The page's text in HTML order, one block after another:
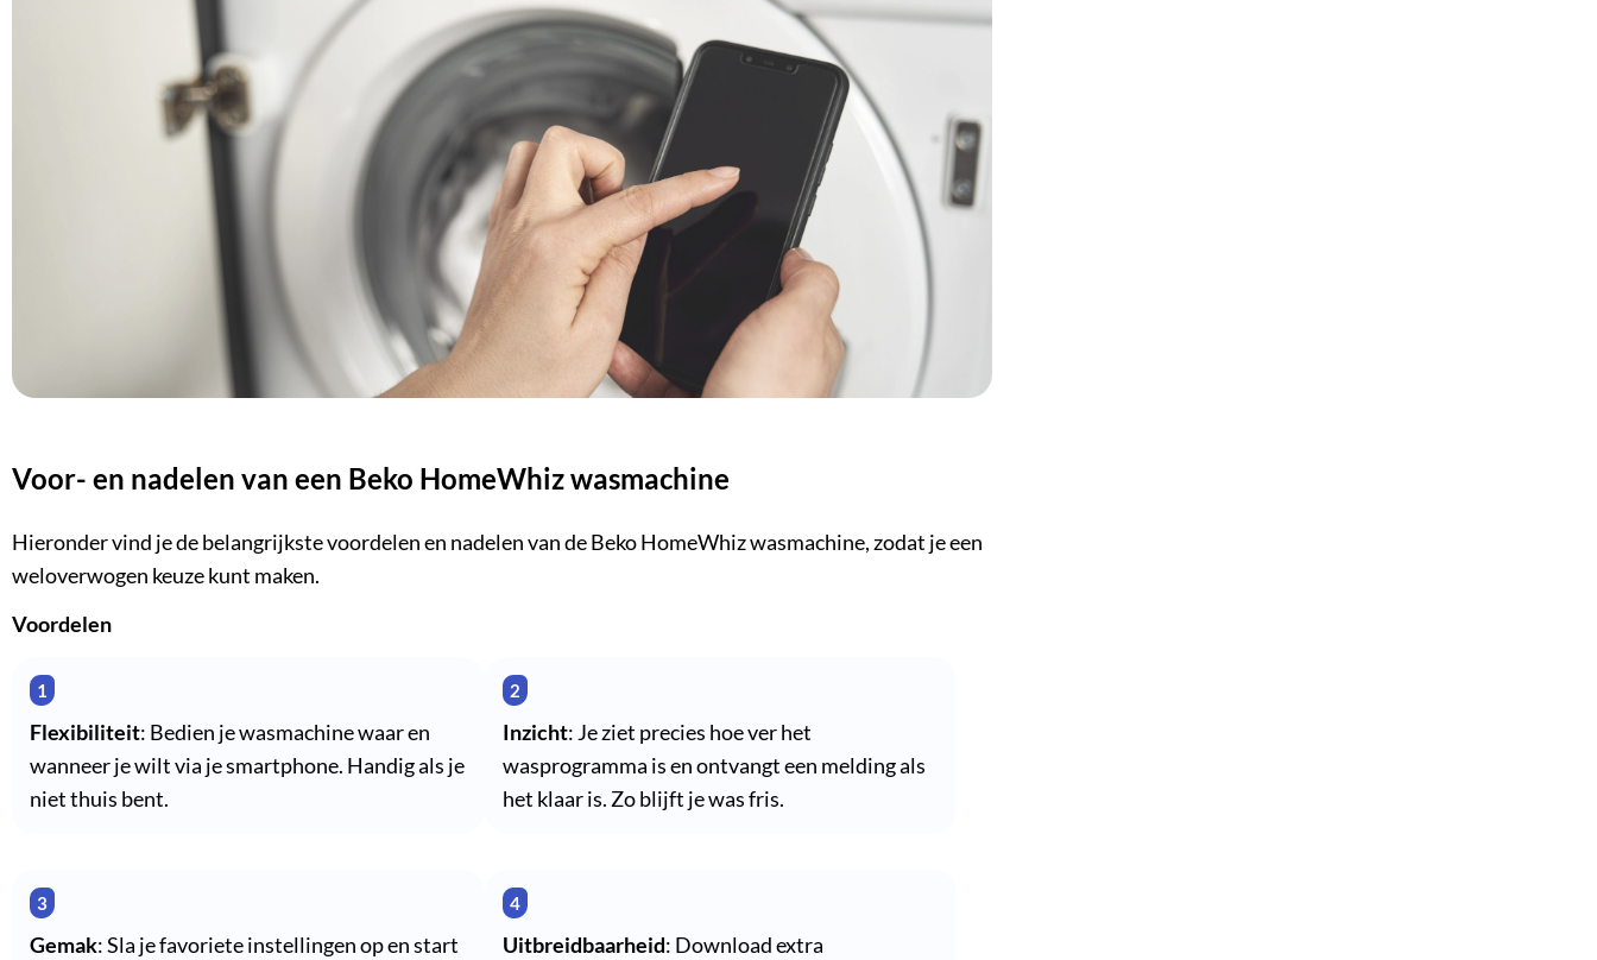
Voor- en nadelen van een Beko HomeWhiz wasmachine
Hieronder vind je de belangrijkste voordelen en nadelen van de Beko HomeWhiz wasmachine, zodat je een
weloverwogen keuze kunt maken.
Voordelen
Flexibiliteit: Bedien je wasmachine waar en
wanneer je wilt via je smartphone. Handig als je
niet thuis bent.
Inzicht: Je ziet precies hoe ver het
wasprogramma is en ontvangt een melding als
het klaar is. Zo blijft je was fris.
Gemak: Sla je favoriete instellingen op en start Uitbreidbaarheid: Download extra